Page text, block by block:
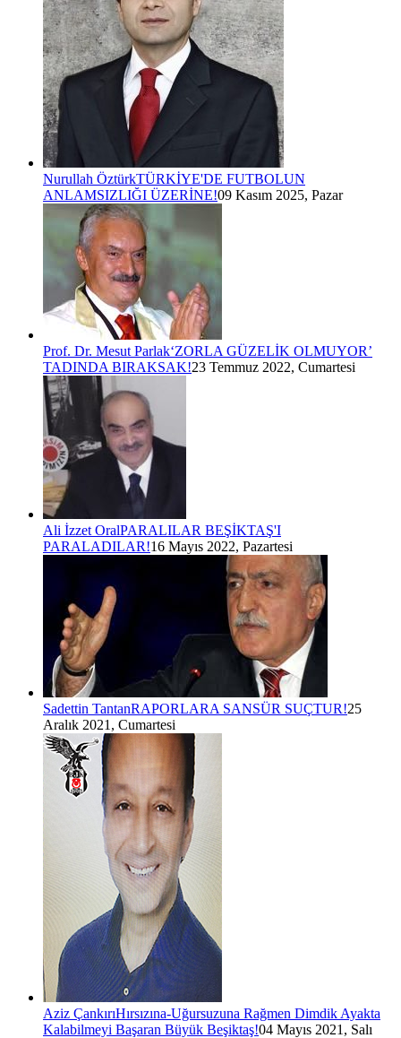
Nurullah ÖztürkTÜRKİYE'DE FUTBOLUN
ANLAMSIZLIĞI ÜZERİNE!09 Kasım 2025, Pazar
Prof. Dr. Mesut Parlak‘ZORLA GÜZELİK OLMUYOR’
TADINDA BIRAKSAK!23 Temmuz 2022, Cumartesi
Ali İzzet OralPARALILAR BEŞİKTAŞ'I
PARALADILAR!16 Mayıs 2022, Pazartesi
Sadettin TantanRAPORLARA SANSÜR SUÇTUR!25
Aralık 2021, Cumartesi
Aziz ÇankırıHırsızına-Uğursuzuna Rağmen Dimdik Ayakta
Kalabilmeyi Başaran Büyük Beşiktaş!04 Mayıs 2021, Salı